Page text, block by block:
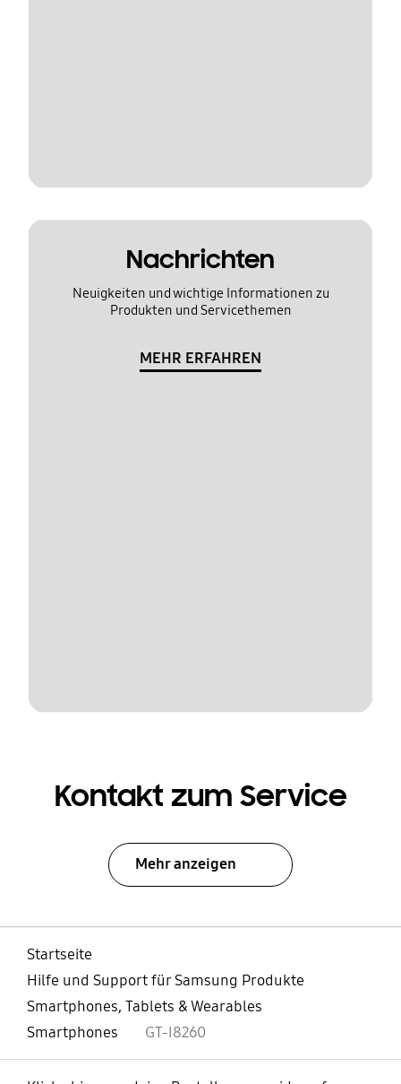
Nachrichten
Neuigkeiten und wichtige Informationen zu
Produkten und Servicethemen
MEHR ERFAHREN
Kontakt zum Service
Mehr anzeigen
Startseite
Hilfe und Support für Samsung Produkte
Smartphones, Tablets & Wearables
Smartphones
GT-I8260